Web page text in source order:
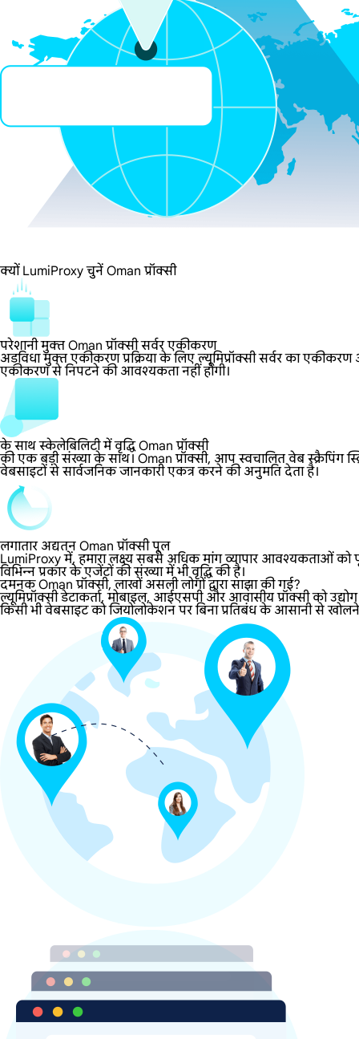
क्यों LumiProxy चुनें Oman प्रॉक्सी
परेशानी मुक्त Oman प्रॉक्सी सर्वर एकीकरण
अडविधा मुक्त एकीकरण प्रक्रिया के लिए ल्यूमिप्रॉक्सी सर्वर का
एकीकरण से निपटने की आवश्यकता नहीं होगी।
के साथ स्केलेबिलिटी में वृद्धि Oman प्रॉक्सी
की एक बड़ी संख्या के साथ। Oman प्रॉक्सी, आप स्वचालित वेब स्क्रैपिंग
वेबसाइटों से सार्वजनिक जानकारी एकत्र करने की अनुमति देता है।
लगातार अद्यतन Oman प्रॉक्सी पूल
LumiProxy में, हमारा लक्ष्य सबसे अधिक मांग व्यापार आवश्यकताओं को
विभिन्न प्रकार के एजेंटों की संख्या में भी वृद्धि की है।
दमनक Oman प्रॉक्सी, लाखों असली लोगों द्वारा साझा की गई?
ल्यूमिप्रॉक्सी डेटाकर्ता, मोबाइल, आईएसपी और आवासीय प्रॉक्सी को
किसी भी वेबसाइट को जियोलोकेशन पर बिना प्रतिबंध के आसानी से खोलने